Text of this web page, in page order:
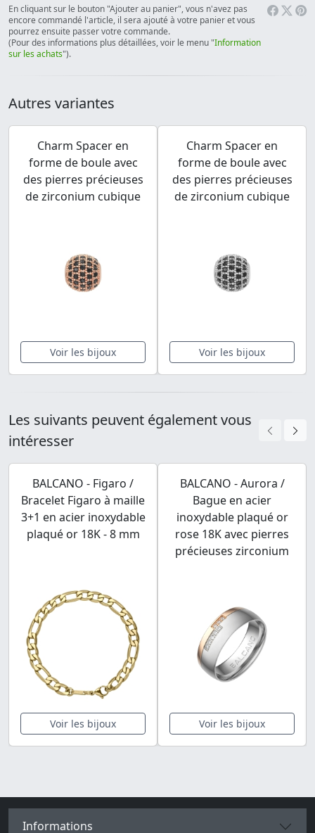
En cliquant sur le bouton "Ajouter au panier", vous n'avez pas
encore commandé l'article, il sera ajouté à votre panier et vous
pourrez ensuite passer votre commande.
(Pour des informations plus détaillées, voir le menu "Information
sur les achats").
Autres variantes
Charm Spacer en
forme de boule avec
des pierres précieuses
de zirconium cubique
Voir les bijoux
Charm Spacer en
forme de boule avec
des pierres précieuses
de zirconium cubique
Voir les bijoux
Les suivants peuvent également vous
intéresser
BALCANO - Figaro /
Bracelet Figaro à maille
3+1 en acier inoxydable
plaqué or 18K - 8 mm
Voir les bijoux
BALCANO - Aurora /
Bague en acier
inoxydable plaqué or
rose 18K avec pierres
précieuses zirconium
Voir les bijoux
Informations